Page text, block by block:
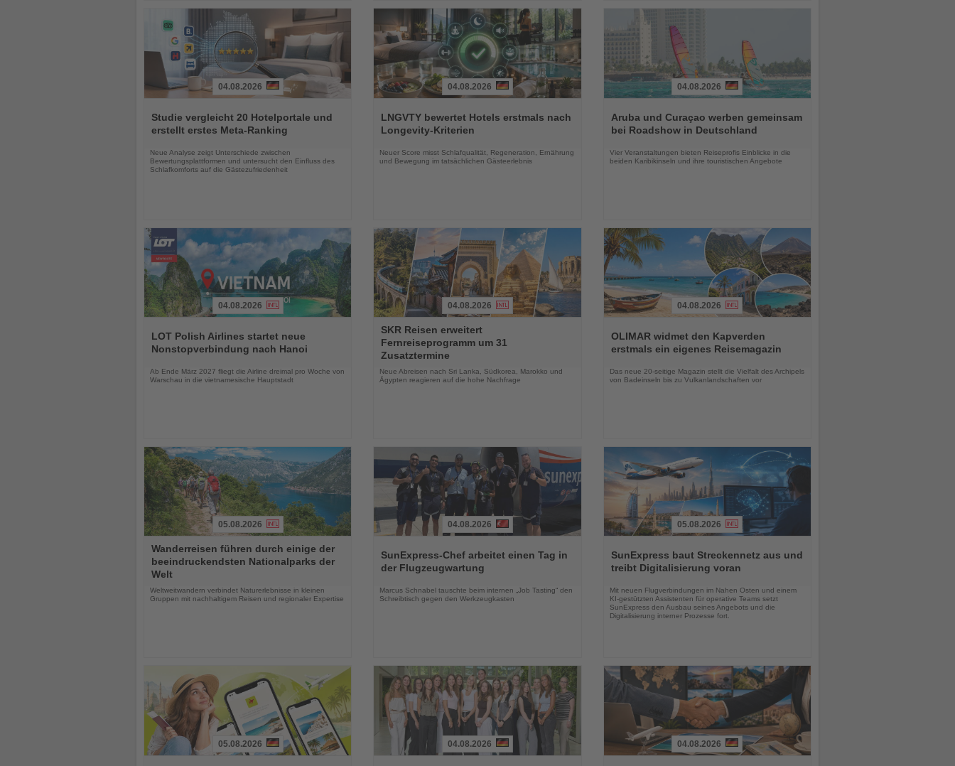
Sie
die
04.08.2026
Studie vergleicht 20 Hotelportale und
erstellt erstes Meta-Ranking
Neue Analyse zeigt Unterschiede zwischen
Bewertungsplattformen und untersucht den Einfluss des
Schlafkomforts auf die Gästezufriedenheit
Sie
die
Nachrichten
04.08.2026
LNGVTY bewertet Hotels erstmals nach
Longevity-Kriterien
Neuer Score misst Schlafqualität, Regeneration, Ernährung
und Bewegung im tatsächlichen Gästeerlebnis
Sie
die
04.08.2026
Aruba und Curaçao werben gemeinsam
bei Roadshow in Deutschland
Vier Veranstaltungen bieten Reiseprofis Einblicke in die
beiden Karibikinseln und ihre touristischen Angebote
Sie
die
Nachrichten
04.08.2026
LOT Polish Airlines startet neue
Nonstopverbindung nach Hanoi
Ab Ende März 2027 fliegt die Airline dreimal pro Woche von
Warschau in die vietnamesische Hauptstadt
Sie
die
Nachrichten
04.08.2026
SKR Reisen erweitert
Fernreiseprogramm um 31
Zusatztermine
Neue Abreisen nach Sri Lanka, Südkorea, Marokko und
Ägypten reagieren auf die hohe Nachfrage
Sie
die
04.08.2026
OLIMAR widmet den Kapverden
erstmals ein eigenes Reisemagazin
Das neue 20-seitige Magazin stellt die Vielfalt des Archipels
von Badeinseln bis zu Vulkanlandschaften vor
Sie
die
Nachrichten
05.08.2026
Wanderreisen führen durch einige der
beeindruckendsten Nationalparks der
Welt
Weltweitwandern verbindet Naturerlebnisse in kleinen
Gruppen mit nachhaltigem Reisen und regionaler Expertise
Sie
die
Nachrichten
04.08.2026
SunExpress-Chef arbeitet einen Tag in
der Flugzeugwartung
Marcus Schnabel tauschte beim internen „Job Tasting“ den
Schreibtisch gegen den Werkzeugkasten
Sie
die
Nachrichten
05.08.2026
SunExpress baut Streckennetz aus und
treibt Digitalisierung voran
Mit neuen Flugverbindungen im Nahen Osten und einem
KI-gestützten Assistenten für operative Teams setzt
SunExpress den Ausbau seines Angebots und die
Digitalisierung interner Prozesse fort.
05.08.2026 04.08.2026 04.08.2026